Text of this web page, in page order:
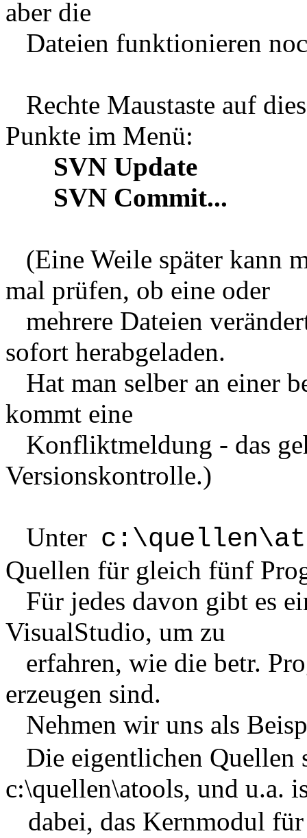
aber die
Dateien funktionieren
Rechte Maustaste auf
Punkte im Menü:
SVN Update
SVN Commit...
(Eine Weile später kann
mal prüfen, ob eine oder
mehrere Dateien
sofort herabgeladen.
Hat man selber an einer
kommt eine
Konfliktmeldung - das
Versionskontrolle.)
Unter
Quellen für gleich fünf
Für jedes davon gibt es
VisualStudio, um zu
erfahren, wie die betr.
erzeugen sind.
Nehmen wir uns als
Die eigentlichen Quellen
c:\quellen\atools, und u.a.
dabei, das Kernmodul